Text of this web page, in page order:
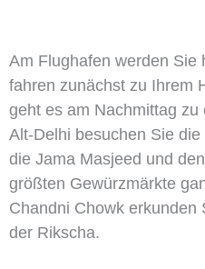
Am Flughafen werden Sie
fahren zunächst zu Ihrem
geht es am Nachmittag
Alt-Delhi besuchen Sie
die Jama Masjeed und
größten Gewürzmärkte
Chandni Chowk erkunden
der Rikscha.